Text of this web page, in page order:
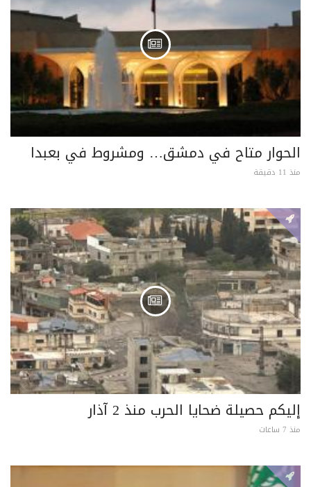
الحوار متاح في دمشق… ومشروط في بعبدا
منذ 11 دقيقة
إليكم حصيلة ضحايا الحرب منذ 2 آذار
منذ 7 ساعات